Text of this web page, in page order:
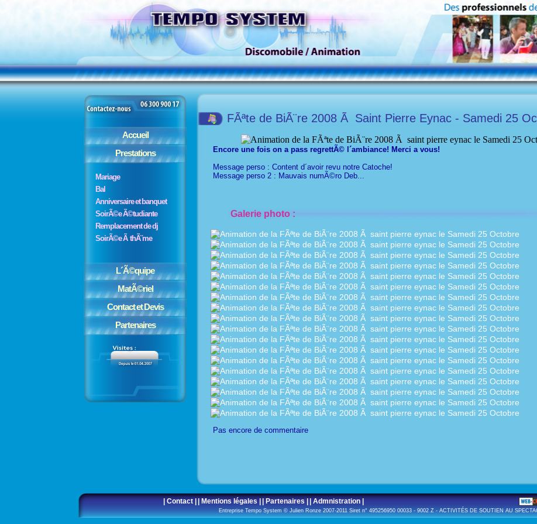
Accueil
Prestations
Mariage
Bal
Anniversaire et banquet
SoirÃ©e Ã©tudiante
Remplacement de dj
SoirÃ©e Ã thÃ¨me
L´Ã©quipe
MatÃ©riel
Contact et Devis
Partenaires
FÃªte de BiÃ¨re 2008 Ã Saint Pierre Eynac - Samedi 25
Encore une fois on a pass regrettÃ© l´ambiance! Merci a vous!
Message perso : Content d´avoir revu notre Catoche!
Message perso 2 : Mauvais numÃ©ro Deb...
Galerie photo :
Pas encore de commentaire
| Contact | | Mentions légales | | Partenaires | | Admnistration |
Entreprise Tempo System © Julien Ronze 2007-2011 Siret n° 495256950 00033 - 9002 Z - ACTIVITÉS DE SOUTIEN AU